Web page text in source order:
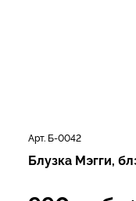
Арт. Б-0042
Блузка Мэгги,